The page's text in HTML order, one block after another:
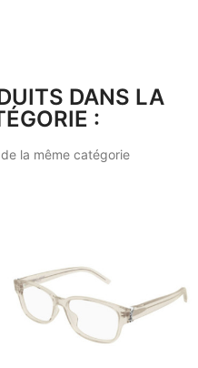
DANS LA
:
la même catégorie